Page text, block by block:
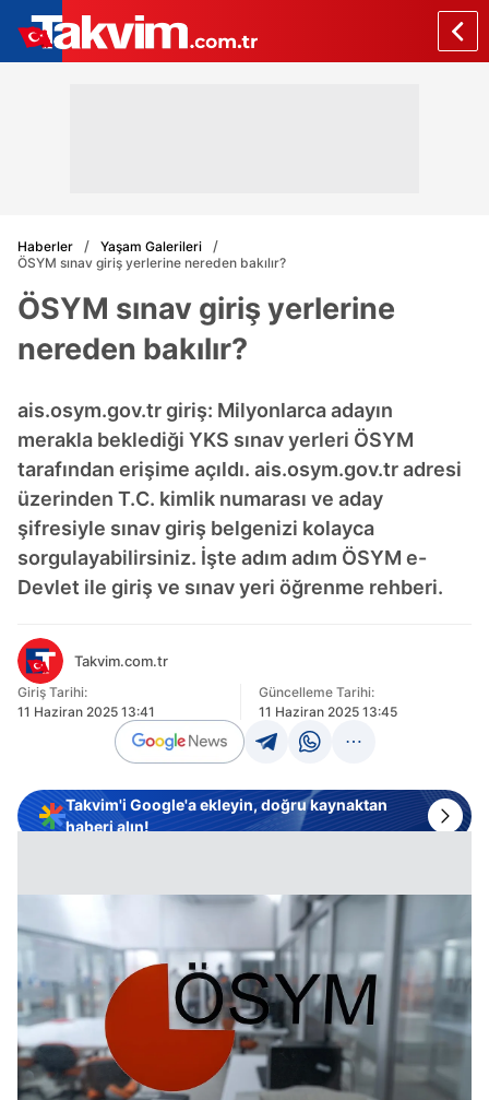
Haberler
Yaşam Galerileri
ÖSYM sınav giriş yerlerine nereden bakılır?
ÖSYM sınav giriş yerlerine
nereden bakılır?
ais.osym.gov.tr giriş: Milyonlarca adayın
merakla beklediği YKS sınav yerleri ÖSYM
tarafından erişime açıldı. ais.osym.gov.tr adresi
üzerinden T.C. kimlik numarası ve aday
şifresiyle sınav giriş belgenizi kolayca
sorgulayabilirsiniz. İşte adım adım ÖSYM e-
Devlet ile giriş ve sınav yeri öğrenme rehberi.
Takvim.com.tr
Giriş Tarihi:
11 Haziran 2025 13:41
Güncelleme Tarihi:
11 Haziran 2025 13:45
Takvim'i Google'a ekleyin, doğru kaynaktan
haberi alın!